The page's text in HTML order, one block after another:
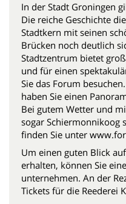
In der Stadt Groningen
Die reiche Geschichte
Stadtkern mit seinen
Brücken noch deutlich
Stadtzentrum bietet
und für einen
Sie das Forum
haben Sie einen
Bei gutem Wetter und
sogar Schiermonnikoog
finden Sie unter
Um einen guten Blick
erhalten, können Sie
unternehmen. An der
Tickets für die Reederei